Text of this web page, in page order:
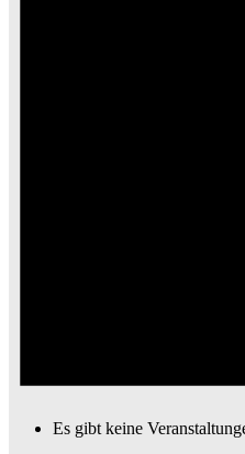
Es gibt keine